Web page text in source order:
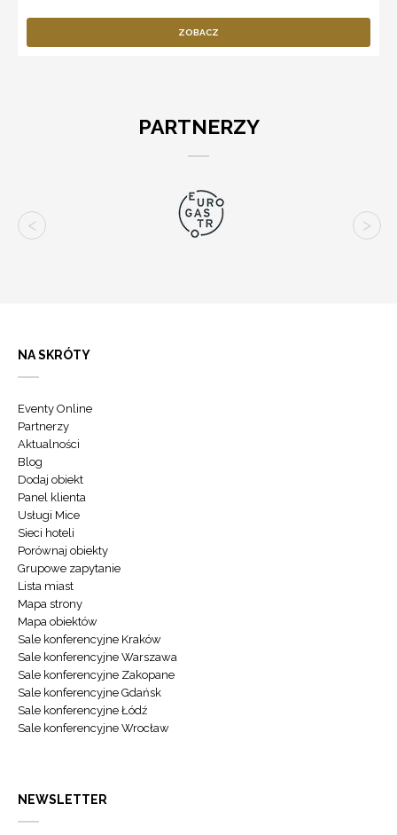
ZOBACZ
PARTNERZY
NA SKRÓTY
Eventy Online
Partnerzy
Aktualności
Blog
Dodaj obiekt
Panel klienta
Usługi Mice
Sieci hoteli
Porównaj obiekty
Grupowe zapytanie
Lista miast
Mapa strony
Mapa obiektów
Sale konferencyjne Kraków
Sale konferencyjne Warszawa
Sale konferencyjne Zakopane
Sale konferencyjne Gdańsk
Sale konferencyjne Łódź
Sale konferencyjne Wrocław
NEWSLETTER